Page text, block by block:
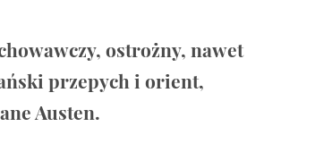
ostrożny, nawet
przepych i orient,
Austen.